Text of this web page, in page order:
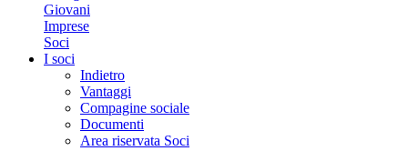
Giovani
Imprese
Soci
I soci
Indietro
Vantaggi
Compagine sociale
Documenti
Area riservata Soci